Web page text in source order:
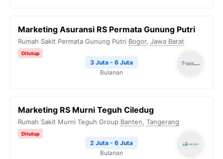
Marketing Asuransi RS Permata Gunung Putri
Rumah Sakit Permata Gunung Putri Bogor, Jawa Barat
Ditutup
3 Juta - 6 Juta
Bulanan
Marketing RS Murni Teguh Ciledug
Rumah Sakit Murni Teguh Group Banten, Tangerang
Ditutup
2 Juta - 6 Juta
Bulanan